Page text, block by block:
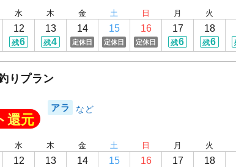
水
12
残6
木
13
残4
金
14
定休日
土
15
定休日
日
16
定休日
月
17
残6
火
18
残6
りプラン
還元
アラ
水
12
木
13
金
14
土
15
日
16
月
17
火
18